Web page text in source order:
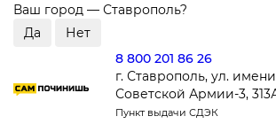
Ваш город — Ставрополь?
8 800 201 86 26
г. Ставрополь, ул. имени
Советской Армии-3,
Пункт выдачи СДЭК